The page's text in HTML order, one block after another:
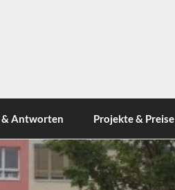
& Antworten Projekte & Preise